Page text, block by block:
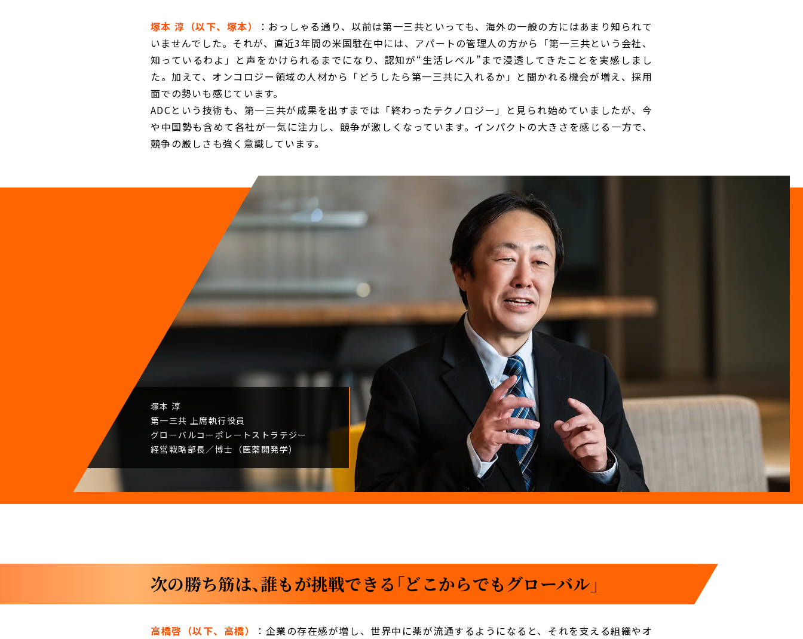
塚本 淳（以下、塚本）
：おっしゃる通り、以前は第一三共といっても、海外の一般の方にはあまり知られて
いませんでした。それが、直近3年間の米国駐在中には、アパートの管理人の方から「第一三共という会社、
知っているわよ」と声をかけられるまでになり、認知が“生活レベル”まで浸透してきたことを実感しまし
た。加えて、オンコロジー領域の人材から「どうしたら第一三共に入れるか」と聞かれる機会が増え、採用
面での勢いも感じています。
ADCという技術も、第一三共が成果を出すまでは「終わったテクノロジー」と見られ始めていましたが、今
や中国勢も含めて各社が一気に注力し、競争が激しくなっています。インパクトの大きさを感じる一方で、
競争の厳しさも強く意識しています。
塚本 淳
第一三共 上席執行役員
グローバルコーポレート ストラテジー
経営戦略部長／博士（医薬開発学）
次の勝ち筋は、誰もが挑戦できる「どこからでもグローバル」
高橋啓（以下、高橋）
：企業の存在感が増し、世界中に薬が流通するようになると、それを支える組織やオ